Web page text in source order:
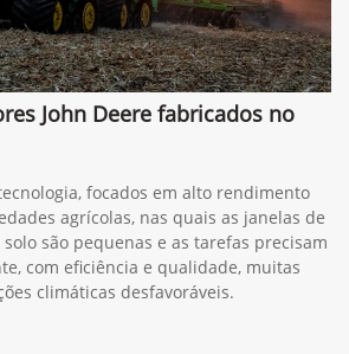
John Deere fabricados no
focados em alto rendimento
agrícolas, nas quais as janelas de
são pequenas e as tarefas precisam
com eficiência e qualidade, muitas
climáticas desfavoráveis.